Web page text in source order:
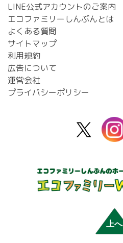
LINE公式アカウントのご案内
エコファミリーしんぶんとは
よくある質問
サイトマップ
利用規約
広告について
運営会社
プライバシーポリシー
上へ